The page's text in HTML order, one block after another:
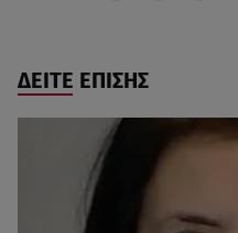
ΔΕΙΤΕ ΕΠΙΣΗΣ